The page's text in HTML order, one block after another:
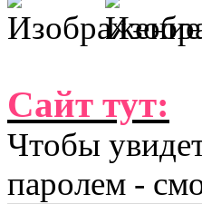
Сайт тут:
Чтобы
паролем -